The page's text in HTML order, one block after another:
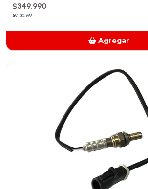
$349.990
AV-00599
Agregar